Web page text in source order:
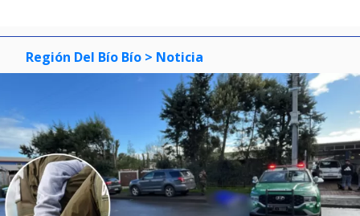
Región Del Bío Bío > Noticia